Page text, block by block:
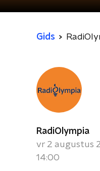
Gids
RadiOlympia
vr 2 augustus
14:00